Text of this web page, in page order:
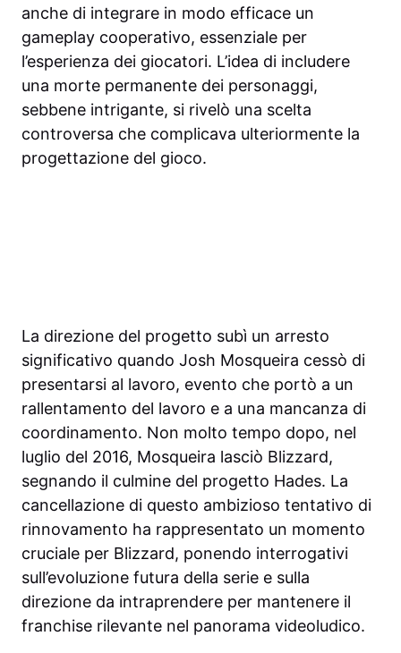
anche di integrare in modo efficace un
gameplay cooperativo, essenziale per
l’esperienza dei giocatori. L’idea di includere
una morte permanente dei personaggi,
sebbene intrigante, si rivelò una scelta
controversa che complicava ulteriormente la
progettazione del gioco.
La direzione del progetto subì un arresto
significativo quando Josh Mosqueira cessò di
presentarsi al lavoro, evento che portò a un
rallentamento del lavoro e a una mancanza di
coordinamento. Non molto tempo dopo, nel
luglio del 2016, Mosqueira lasciò Blizzard,
segnando il culmine del progetto Hades. La
cancellazione di questo ambizioso tentativo di
rinnovamento ha rappresentato un momento
cruciale per Blizzard, ponendo interrogativi
sull’evoluzione futura della serie e sulla
direzione da intraprendere per mantenere il
franchise rilevante nel panorama videoludico.